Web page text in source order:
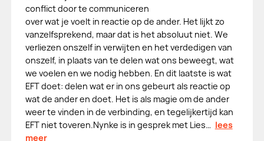
conflict door te communiceren
over wat je voelt in reactie op de ander. Het lijkt zo
vanzelfsprekend, maar dat is het absoluut niet. We
verliezen onszelf in verwijten en het verdedigen van
onszelf, in plaats van te delen wat ons beweegt, wat
we voelen en we nodig hebben. En dit laatste is wat
EFT doet: delen wat er in ons gebeurt als reactie op
wat de ander en doet. Het is als magie om de ander
weer te vinden in de verbinding, en tegelijkertijd kan
EFT niet toveren.Nynke is in gesprek met Lies… lees
meer